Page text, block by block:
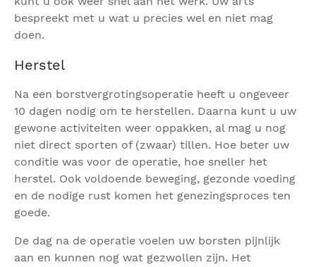
bespreekt met u wat u precies wel en niet mag
doen.
Herstel
Na een borstvergrotingsoperatie heeft u ongeveer
10 dagen nodig om te herstellen. Daarna kunt u uw
gewone activiteiten weer oppakken, al mag u nog
niet direct sporten of (zwaar) tillen. Hoe beter uw
conditie was voor de operatie, hoe sneller het
herstel. Ook voldoende beweging, gezonde voeding
en de nodige rust komen het genezingsproces ten
goede.
De dag na de operatie voelen uw borsten pijnlijk
aan en kunnen nog wat gezwollen zijn. Het